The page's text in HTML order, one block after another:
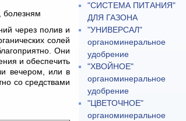
через полив и
солей
Они
и обеспечить
вечером, или в
со средствами
"СИСТЕМА ПИТАНИЯ"
ДЛЯ ГАЗОНА
"УНИВЕРСАЛ"
органоминеральное
удобрение
"ХВОЙНОЕ"
органоминеральное
удобрение
"ЦВЕТОЧНОЕ"
органоминеральное